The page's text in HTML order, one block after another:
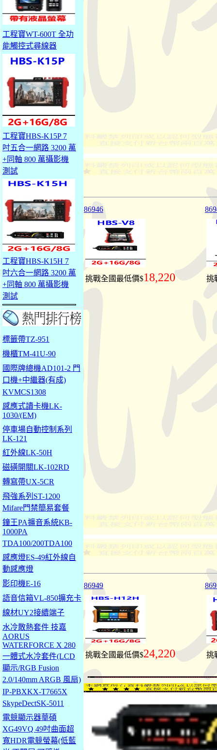
工程寶WT-600T 全功
能觸控式尋線器
工程寶HBS-K15P 7
吋五合一網路 3200 萬
+同軸 800 萬攝影機
測試
工程寶HBS-K15H 7
吋六合一網路 3200 萬
+同軸 800 萬攝影機
測試
標籤帶TZ-951
機櫃TM-41U-90
國際牌總機AD101-2 門
口機+中繼器(有成)
KVMCS1308
感應式讀卡機LK-
1030/(EM)
停車場自動控制系列
LK-121
紅外線LK-50H
磁磺開關LK-102RD
轉寫帶UX-5CR
飛強系列ST-1200
Mifare門禁簡易套餐
鐘王PA擴音系統KB-
1000PA
TDA100/200TDA100
感應燈ES-49紅外線自
動感應燈
影印機E-16
語音信箱VL-850擴充卡
線材UY2接續端子
水冷散熱套件 技嘉
AORUS
WATERFORCE X 280
一體式水冷套件(LCD
顯示/RGB Fusion
2.0/140mm ARGB 風扇)
IP-PBXKX-T7665X
SkypeDectSK-5011
電競顯示器華碩
XG49VQ 49吋曲面超
寬HDR電競螢幕(低藍
86946
挑戰全國最低價$18,220 挑
86949
挑戰全國最低價$24,220 挑